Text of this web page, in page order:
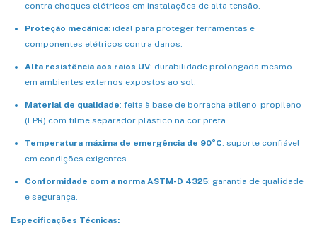
contra choques elétricos em instalações de alta tensão.
Proteção mecânica: ideal para proteger ferramentas e
componentes elétricos contra danos.
Alta resistência aos raios UV: durabilidade prolongada mesmo
em ambientes externos expostos ao sol.
Material de qualidade: feita à base de borracha etileno-propileno
(EPR) com filme separador plástico na cor preta.
Temperatura máxima de emergência de 90°C: suporte confiável
em condições exigentes.
Conformidade com a norma ASTM-D 4325: garantia de qualidade
e segurança.
Especificações Técnicas: